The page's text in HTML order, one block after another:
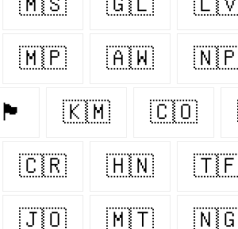
🇲🇵 🇦🇼
🏴󠁧󠁢󠁥󠁮󠁧󠁿 🇰🇲 🇨🇴
🇨🇷 🇭🇳
🇯🇴 🇲🇹